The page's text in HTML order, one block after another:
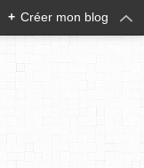
+ Créer mon blog